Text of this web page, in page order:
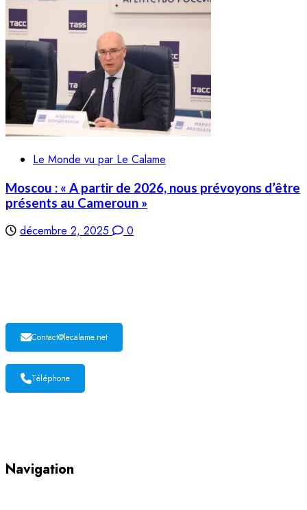
Le Monde vu par Le Calame
Moscou : « A partir de 2026, nous prévoyons d’être
présents au Cameroun »
décembre 2, 2025 0
Contact@lecalame.net
Téléphone
Navigation